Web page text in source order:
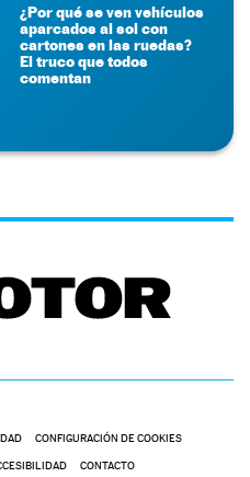
¿Por qué se ven vehículos
aparcados al sol con
cartones en las ruedas?
El truco que todos
comentan
CONFIGURACIÓN DE COOKIES
CONTACTO